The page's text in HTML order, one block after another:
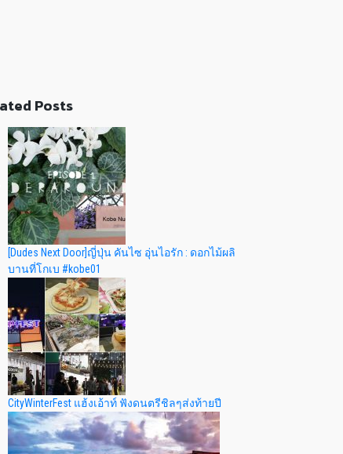
Posts
[Dudes Next Door]ญี่ปุ่น คันไซ อุ่นไอรัก : ดอกไม้ผลิ
บานที่โกเบ #kobe01
CityWinterFest แฮ้งเอ้าท์ ฟังดนตรีชิลๆส่งท้ายปี